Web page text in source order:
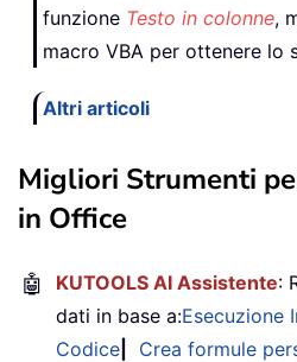
funzione Testo in colonne,
macro VBA per ottenere lo
Altri articoli
Migliori Strumenti
in Office
🤖 KUTOOLS AI Assistente:
dati in base a:Esecuzione
Codice
Crea formule